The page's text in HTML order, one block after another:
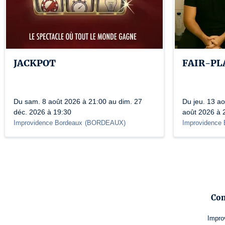
JACKPOT
Du sam. 8 août 2026 à 21:00 au dim. 27
déc. 2026 à 19:30
Improvidence Bordeaux (BORDEAUX)
FAIR-
Du jeu. 13
août 2026 à
Improvidence